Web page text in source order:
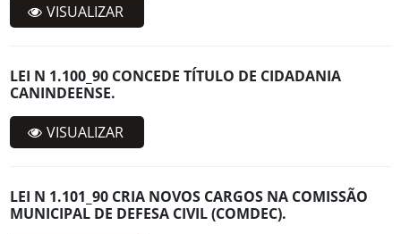
VISUALIZAR
LEI N 1.100_90 CONCEDE TÍTULO DE CIDADANIA
CANINDEENSE.
VISUALIZAR
LEI N 1.101_90 CRIA NOVOS CARGOS NA COMISSÃO
MUNICIPAL DE DEFESA CIVIL (COMDEC).